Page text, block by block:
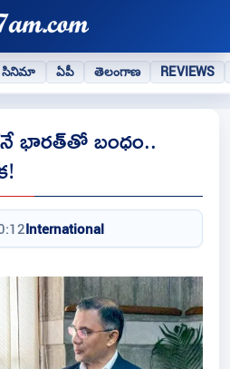
సినిమా ఏపీ తెలంగాణ REVIEWS
భారత్‌తో బంధం..
International